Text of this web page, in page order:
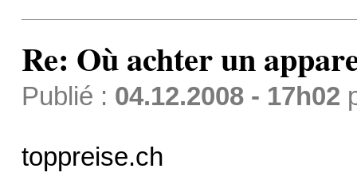
Re: Où achter un
Publié : 04.12.2008 - 17h02
toppreise.ch